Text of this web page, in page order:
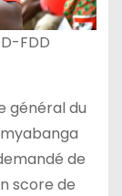
FDD
du
de
score de